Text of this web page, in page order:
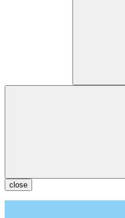
close